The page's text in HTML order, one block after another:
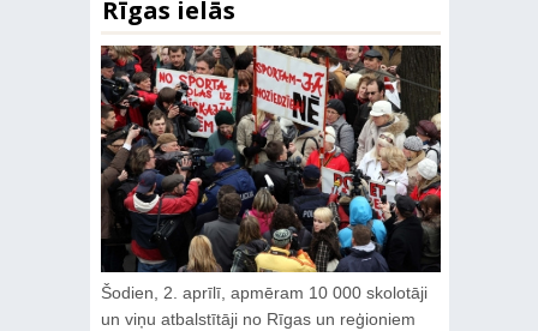
Rīgas ielās
Šodien, 2. aprīlī, apmēram 10 000 skolotāji
un viņu atbalstītāji no Rīgas un reģioniem